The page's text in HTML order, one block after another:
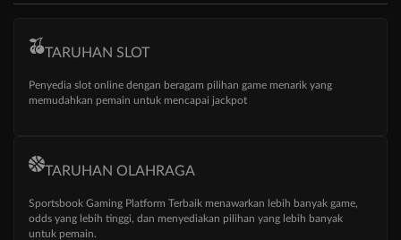
TARUHAN SLOT
Penyedia slot online dengan beragam pilihan game menarik yang
memudahkan pemain untuk mencapai jackpot
TARUHAN OLAHRAGA
Sportsbook Gaming Platform Terbaik menawarkan lebih banyak game,
odds yang lebih tinggi, dan menyediakan pilihan yang lebih banyak
untuk pemain.